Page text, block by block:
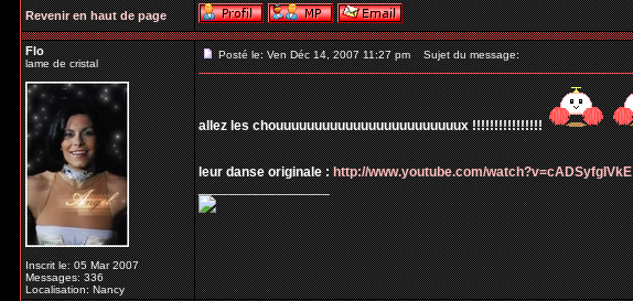
Revenir en haut de page
Flo
lame de cristal
Inscrit le: 05 Mar 2007
Messages: 336
Localisation: Nancy
Posté le: Ven Déc 14, 2007 11:27 pm Sujet du message:
allez les chouuuuuuuuuuuuuuuuuuuuuuuux !!!!!!!!!!!!!!!!
leur danse originale :http://www.youtube.com/watch?v=cADSyfgIVkE
_________________